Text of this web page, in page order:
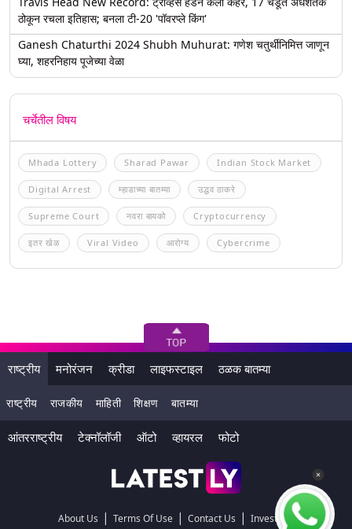
ठोकून रचला इतिहास; बनला टी-20 'पॉवरप्ले किंग'
Ganesh Chaturthi 2024 Shubh Muhurat: गणेश चतुर्थीनिमित्त जाणून
घ्या, शहरनिहाय पूजेच्या वेळा
चर्चेतील विषय
Mhada Lottery Sharad Pawar Indian Stock Market
Digital Arrest म्हाडाच्या बातम्या उद्धव ठाकरे
Supreme Court नवरा बायको Cryptocurrency
इतर खेळ Viral Video आरोग्य Cybercrime
राष्ट्रीय मनोरंजन क्रीडा लाइफस्टाइल ठळक बातम्या
राष्ट्रीय राजकीय माहिती शिक्षण बातम्या
आंतरराष्ट्रीय टेक्नॉलॉजी ऑटो व्हायरल फोटो
About Us | Terms Of Use | Contact Us | Investors